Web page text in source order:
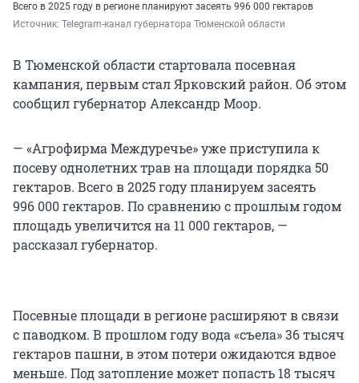
Всего в 2025 году в регионе планируют засеять 996 000 гектаров
Источник: Telegram-канал губернатора Тюменской области
В Тюменской области стартовала посевная
кампания, первым стал Ярковский район. Об этом
сообщил губернатор Александр Моор.
— «Агрофирма Междуречье» уже приступила к
посеву однолетних трав на площади порядка 50
гектаров. Всего в 2025 году планируем засеять
996 000 гектаров. По сравнению с прошлым годом
площадь увеличится на 11 000 гектаров, —
рассказал губернатор.
Посевные площади в регионе расширяют в связи
с паводком. В прошлом году вода «съела» 36 тысяч
гектаров пашни, в этом потери ожидаются вдвое
меньше. Под затопление может попасть 18 тысяч